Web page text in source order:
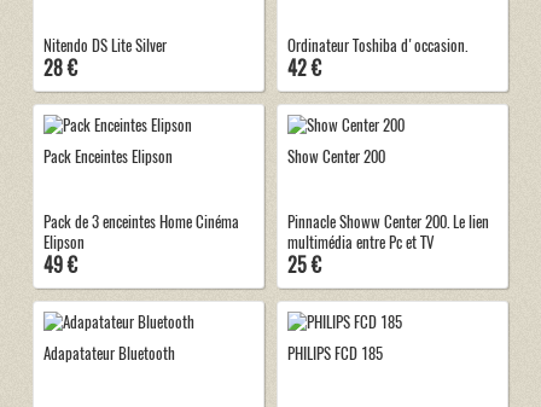
Nitendo DS Lite Silver
28 €
Ordinateur Toshiba d'occasion.
42 €
Pack Enceintes Elipson
Pack de 3 enceintes Home Cinéma
Elipson
49 €
Show Center 200
Pinnacle Showw Center 200. Le lien
multimédia entre Pc et TV
25 €
Adapatateur Bluetooth PHILIPS FCD 185